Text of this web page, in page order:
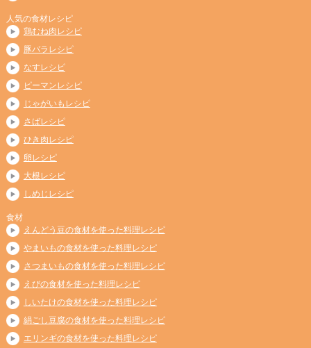
人気の食材レシピ
鶏むね肉レシピ
豚バラレシピ
なすレシピ
ピーマンレシピ
じゃがいもレシピ
さばレシピ
ひき肉レシピ
卵レシピ
大根レシピ
しめじレシピ
食材
えんどう豆の食材を使った料理レシピ
やまいもの食材を使った料理レシピ
さつまいもの食材を使った料理レシピ
えびの食材を使った料理レシピ
しいたけの食材を使った料理レシピ
絹ごし豆腐の食材を使った料理レシピ
エリンギの食材を使った料理レシピ